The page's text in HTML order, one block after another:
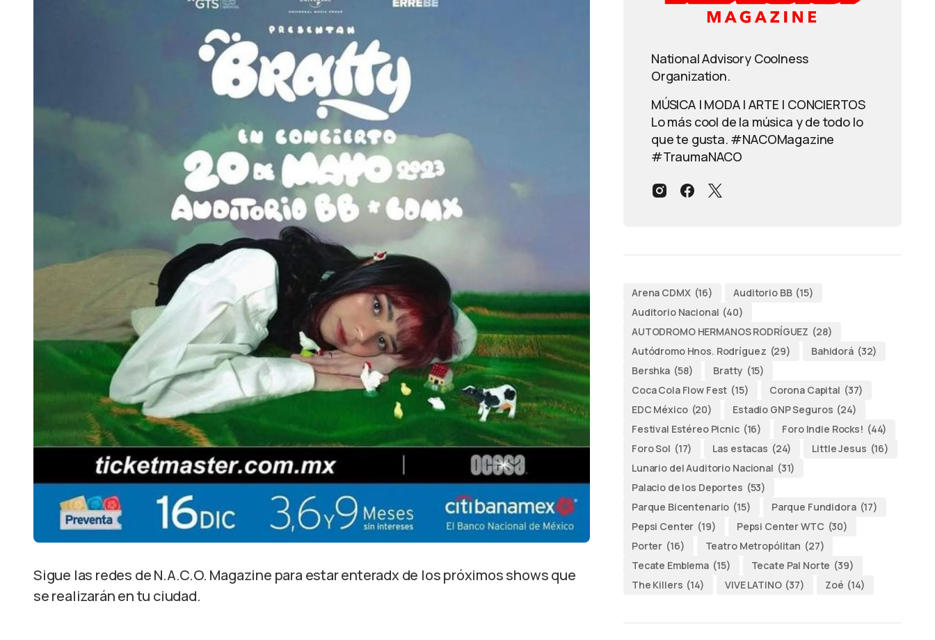
Sigue las redes de N.A.C.O. Magazine para estar enteradx de los próximos shows que
se realizarán en tu ciudad.
National Advisory Coolness
Organization.
MÚSICA | MODA | ARTE | CONCIERTOS
Lo más cool de la música y de todo lo
que te gusta. #NACOMagazine
#TraumaNACO
Arena CDMX (16) Auditorio BB (15)
Auditorio Nacional (40)
AUTODROMO HERMANOS RODRÍGUEZ (28)
Autódromo Hnos. Rodríguez (29) Bahidorá (32)
Bershka (58) Bratty (15)
Coca Cola Flow Fest (15) Corona Capital (37)
EDC México (20) Estadio GNP Seguros (24)
Festival Estéreo Picnic (16) Foro Indie Rocks! (44)
Foro Sol (17) Las estacas (24) Little Jesus (16)
Lunario del Auditorio Nacional (31)
Palacio de los Deportes (53)
Parque Bicentenario (15) Parque Fundidora (17)
Pepsi Center (19) Pepsi Center WTC (30)
Porter (16) Teatro Metropólitan (27)
Tecate Emblema (15) Tecate Pal Norte (39)
The Killers (14) VIVE LATINO (37) Zoé (14)